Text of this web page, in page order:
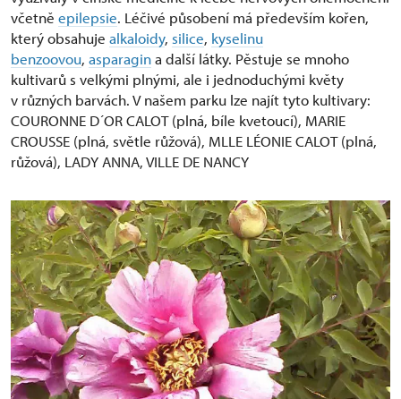
včetně epilepsie. Léčivé působení má především kořen,
který obsahuje alkaloidy, silice, kyselinu
benzoovou, asparagina další látky. Pěstuje se mnoho
kultivarů s velkými plnými, ale i jednoduchými květy
v různých barvách. V našem parku lze najít tyto kultivary:
COURONNE D´OR CALOT (plná, bíle kvetoucí), MARIE
CROUSSE (plná, světle růžová), MLLE LÉONIE CALOT (plná,
růžová), LADY ANNA, VILLE DE NANCY